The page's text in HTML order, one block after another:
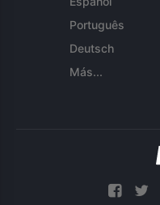
Português
Deutsch
Más...